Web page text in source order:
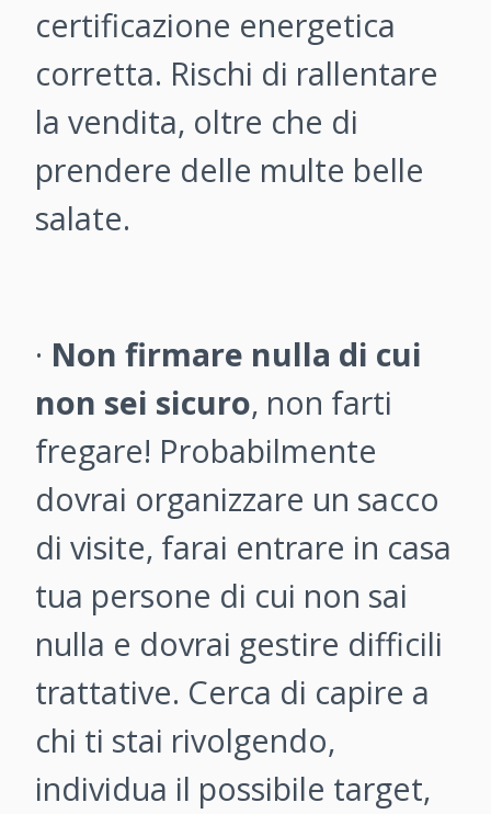
certificazione energetica
corretta. Rischi di rallentare
la vendita, oltre che di
prendere delle multe belle
salate.
· Non firmare nulla di cui
non sei sicuro, non farti
fregare! Probabilmente
dovrai organizzare un sacco
di visite, farai entrare in casa
tua persone di cui non sai
nulla e dovrai gestire difficili
trattative. Cerca di capire a
chi ti stai rivolgendo,
individua il possibile target,